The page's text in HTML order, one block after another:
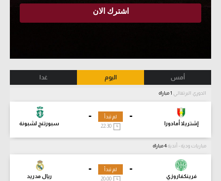
أمس اليوم غدا
الدوري البرتغالي
-
إشتريلا أمادورا
-
سبورتنج لشبونة
لم تبدأ
مباريات ودية - أندية
-
فرينكفاروزي
-
ريال مدريد
لم تبدأ